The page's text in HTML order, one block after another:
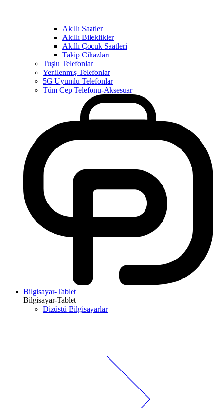
Akıllı Saatler
Akıllı Bileklikler
Akıllı Çocuk Saatleri
Takip Cihazları
Tuşlu Telefonlar
Yenilenmiş Telefonlar
5G Uyumlu Telefonlar
Tüm Cep Telefonu-Aksesuar
Bilgisayar-Tablet
Bilgisayar-Tablet
Dizüstü Bilgisayarlar